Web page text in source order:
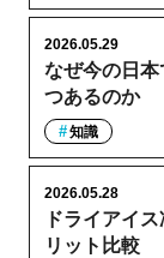
なぜ今の日
つあるのか
2026.05.29
知識
ドライアイ
リット比較
2026.05.28